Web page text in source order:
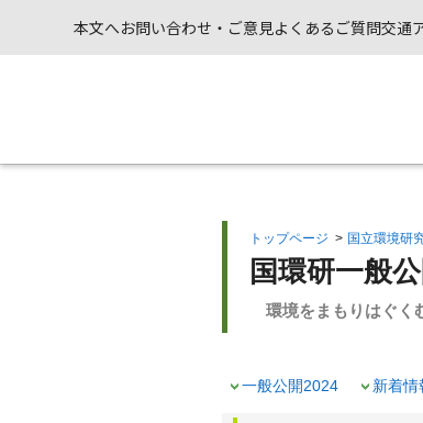
本文へお問い合わせ・ご意見よくあるご質問交通
トップページ > 国立環境研
国環研一般
環境をまもりはぐく
一般公開2024 新着情